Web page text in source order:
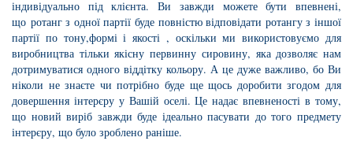
індивідуально під клієнта. Ви завжди можете бути впевнені,
що ротанг з одної партії буде повністю відповідати ротангу з іншої
партії по тону,формі і якості , оскільки ми використовуємо для
виробництва тільки якісну первинну сировину, яка дозволяє нам
дотримуватися одного віддітку кольору. А це дуже важливо, бо Ви
ніколи не знаєте чи потрібно буде ще щось доробити згодом для
довершення інтерєру у Вашій оселі. Це надає впевненості в тому,
що новий виріб завжди буде ідеально пасувати до того предмету
інтерєру, що було зроблено раніше.